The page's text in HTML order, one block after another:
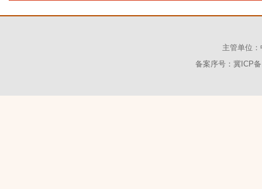
主管单位
备案序号：冀ICP